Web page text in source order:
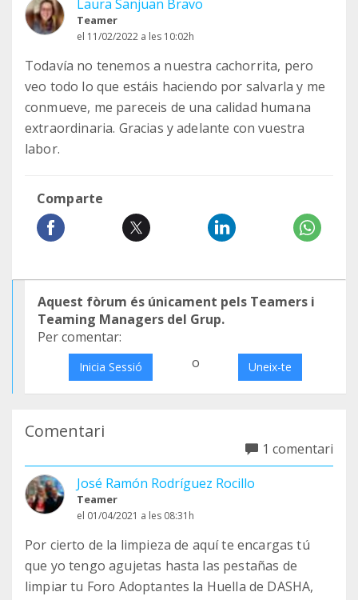
Laura Sanjuan Bravo
Teamer
el 11/02/2022 a les 10:02h
Todavía no tenemos a nuestra cachorrita, pero
veo todo lo que estáis haciendo por salvarla y me
conmueve, me pareceis de una calidad humana
extraordinaria. Gracias y adelante con vuestra
labor.
Comparte
Aquest fòrum és únicament pels Teamers i
Teaming Managers del Grup.
Per comentar:
Inicia Sessió o Uneix-te
Comentari
1 comentari
José Ramón Rodríguez Rocillo
Teamer
el 01/04/2021 a les 08:31h
Por cierto de la limpieza de aquí te encargas tú
que yo tengo agujetas hasta las pestañas de
limpiar tu Foro Adoptantes la Huella de DASHA,